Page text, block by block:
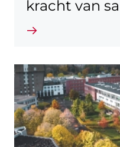
kracht van
Lees verder